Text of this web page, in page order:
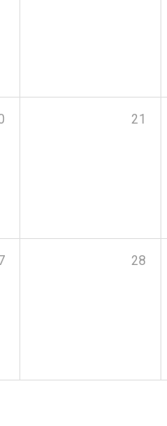
21
28